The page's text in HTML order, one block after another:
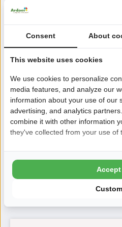
diverse producten, zo is er
Doordat wij veel gebruik
producten, worden de
Voor ons paviljoen zoeken
met ruimte voor creativiteit
seizoen loopt van april tot
in de zomervakantie. In de
periode met tijd voor het
concept.
Een afgeronde opleiding is
te leren over het vak, dan zit
Consent About
This website uses cookies
We use cookies to personalize
media features, and analyze our
information about your use of our
advertising, and analytics
combine it with other information
they've collected from your use of